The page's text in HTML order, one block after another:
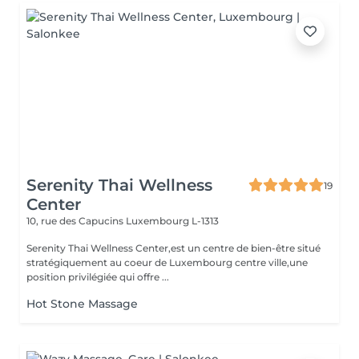
Serenity Thai Wellness
Center
19
10, rue des Capucins Luxembourg L-1313
Serenity Thai Wellness Center,est un centre de bien-être situé
stratégiquement au coeur de Luxembourg centre ville,une
position privilégiée qui offre ...
Hot Stone Massage